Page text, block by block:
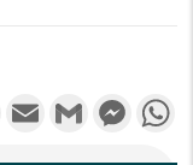
TwitterEmail Gmail